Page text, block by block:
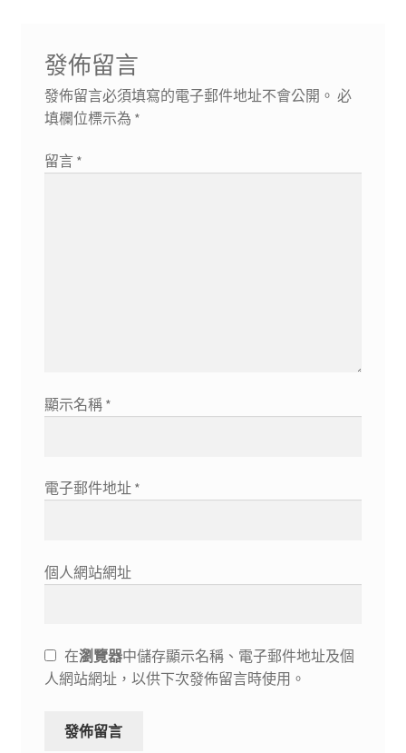
發佈留言
發佈留言必須填寫的電子郵件地址不會公開。 必
填欄位標示為 *
留言 *
顯示名稱 *
電子郵件地址 *
個人網站網址
在瀏覽器中儲存顯示名稱、電子郵件地址及個
人網站網址，以供下次發佈留言時使用。